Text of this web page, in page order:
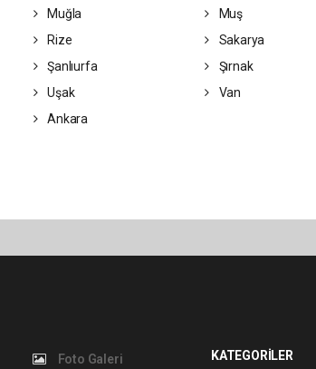
Muğla Muş
Rize Sakarya
Şanlıurfa Şırnak
Uşak Van
Ankara
Foto Galeri KATEGORİLER